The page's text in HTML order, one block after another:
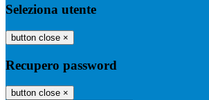
Seleziona utente
button close ×
Recupero password
button close ×